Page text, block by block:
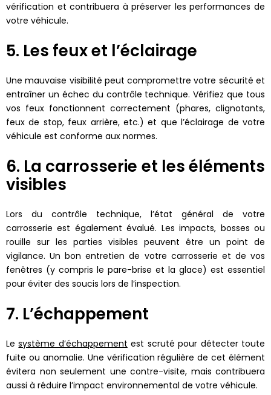
vérification et contribuera à préserver les performances de
votre véhicule.
5. Les feux et l’éclairage
Une mauvaise visibilité peut compromettre votre sécurité et
entraîner un échec du contrôle technique. Vérifiez que tous
vos feux fonctionnent correctement (phares, clignotants,
feux de stop, feux arrière, etc.) et que l’éclairage de votre
véhicule est conforme aux normes.
6. La carrosserie et les éléments
visibles
Lors du contrôle technique, l’état général de votre
carrosserie est également évalué. Les impacts, bosses ou
rouille sur les parties visibles peuvent être un point de
vigilance. Un bon entretien de votre carrosserie et de vos
fenêtres (y compris le pare-brise et la glace) est essentiel
pour éviter des soucis lors de l’inspection.
7. L’échappement
Lesystème d’échappement est scruté pour détecter toute
fuite ou anomalie. Une vérification régulière de cet élément
évitera non seulement une contre-visite, mais contribuera
aussi à réduire l’impact environnemental de votre véhicule.